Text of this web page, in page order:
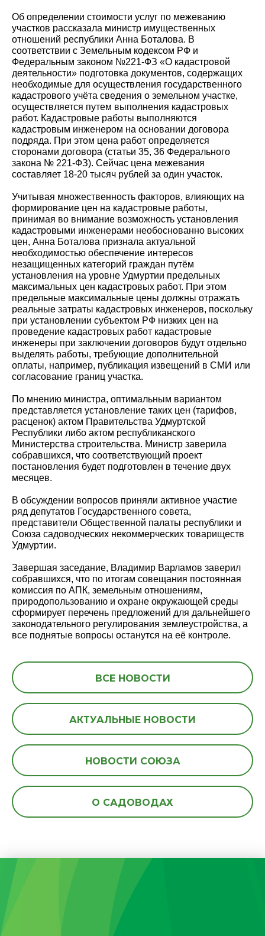
Об определении стоимости услуг по межеванию
участков рассказала министр имущественных
отношений республики Анна Боталова. В
соответствии с Земельным кодексом РФ и
Федеральным законом №221-ФЗ «О кадастровой
деятельности» подготовка документов, содержащих
необходимые для осуществления государственного
кадастрового учёта сведения о земельном участке,
осуществляется путем выполнения кадастровых
работ. Кадастровые работы выполняются
кадастровым инженером на основании договора
подряда. При этом цена работ определяется
сторонами договора (статьи 35, 36 Федерального
закона № 221-ФЗ). Сейчас цена межевания
составляет 18-20 тысяч рублей за один участок.
Учитывая множественность факторов, влияющих на
формирование цен на кадастровые работы,
принимая во внимание возможность установления
кадастровыми инженерами необоснованно высоких
цен, Анна Боталова признала актуальной
необходимостью обеспечение интересов
незащищенных категорий граждан путём
установления на уровне Удмуртии предельных
максимальных цен кадастровых работ. При этом
предельные максимальные цены должны отражать
реальные затраты кадастровых инженеров, поскольку
при установлении субъектом РФ низких цен на
проведение кадастровых работ кадастровые
инженеры при заключении договоров будут отдельно
выделять работы, требующие дополнительной
оплаты, например, публикация извещений в СМИ или
согласование границ участка.
По мнению министра, оптимальным вариантом
представляется установление таких цен (тарифов,
расценок) актом Правительства Удмуртской
Республики либо актом республиканского
Министерства строительства. Министр заверила
собравшихся, что соответствующий проект
постановления будет подготовлен в течение двух
месяцев.
В обсуждении вопросов приняли активное участие
ряд депутатов Государственного совета,
представители Общественной палаты республики и
Союза садоводческих некоммерческих товариществ
Удмуртии.
Завершая заседание, Владимир Варламов заверил
собравшихся, что по итогам совещания постоянная
комиссия по АПК, земельным отношениям,
природопользованию и охране окружающей среды
сформирует перечень предложений для дальнейшего
законодательного регулирования землеустройства, а
все поднятые вопросы останутся на её контроле.
ВСЕ НОВОСТИ
АКТУАЛЬНЫЕ НОВОСТИ
НОВОСТИ СОЮЗА
О САДОВОДАХ